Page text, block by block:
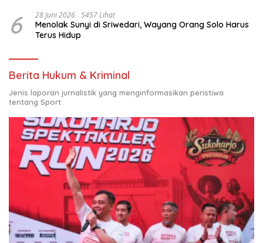
6 28 Juni 2026 5457 Lihat
Menolak Sunyi di Sriwedari, Wayang Orang Solo Harus
Terus Hidup
Berita Hukum & Kriminal
Jenis laporan jurnalistik yang menginformasikan peristiwa
tentang Sport